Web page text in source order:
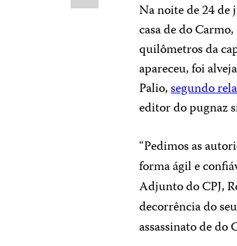
Na noite de 24 de
casa de do
quilômetros da
apareceu, foi
Palio,segundo
editor do pugnaz
“Pedimos as
forma ágil e
Adjunto do CPJ,
decorrência do
assassinato de